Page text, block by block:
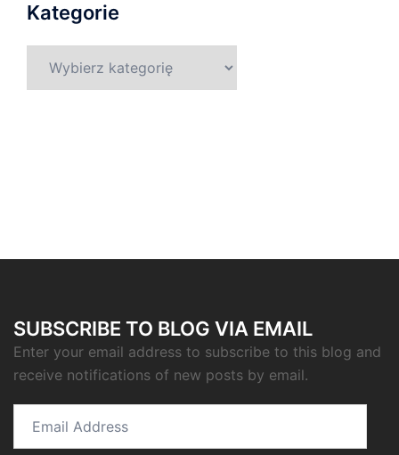
Kategorie
SUBSCRIBE TO BLOG VIA EMAIL
Enter your email address to subscribe to this blog and
receive notifications of new posts by email.
Address